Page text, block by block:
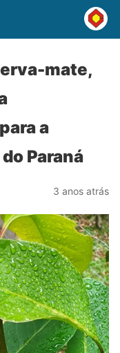
mate,
a
Paraná
3 anos atrás